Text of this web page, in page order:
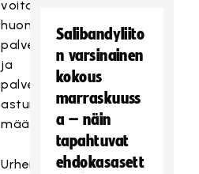
voitaisiin
huomioida
palveluspaikkaa
ja
palvelukseen
astumisaikaa
määrättäessä.
Urheilukoulun
Salibandyliito
n varsinainen
kokous
marraskuuss
a – näin
tapahtuvat
ehdokasasett